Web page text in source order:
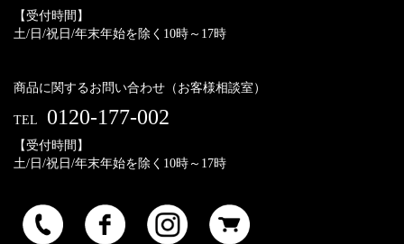
【受付時間】
土/日/祝日/年末年始を除く10時～17時
商品に関するお問い合わせ（お客様相談室）
TEL 0120-177-002
【受付時間】
土/日/祝日/年末年始を除く10時～17時